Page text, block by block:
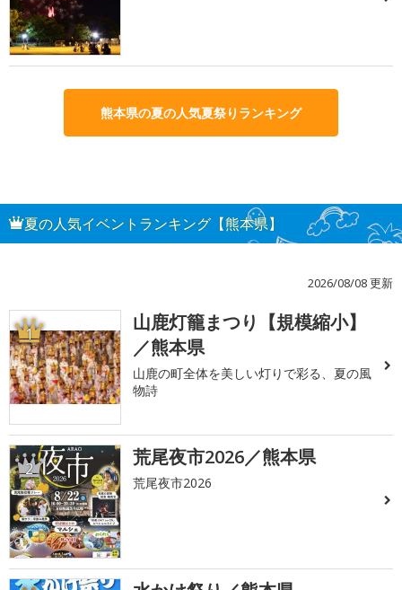
熊本県の夏の人気夏祭りランキング
夏の人気イベントランキング【熊本県】
2026/08/08 更新
1
山鹿灯籠まつり【規模縮小】
／熊本県
山鹿の町全体を美しい灯りで彩る、夏の風
物詩
2 荒尾夜市2026／熊本県
荒尾夜市2026